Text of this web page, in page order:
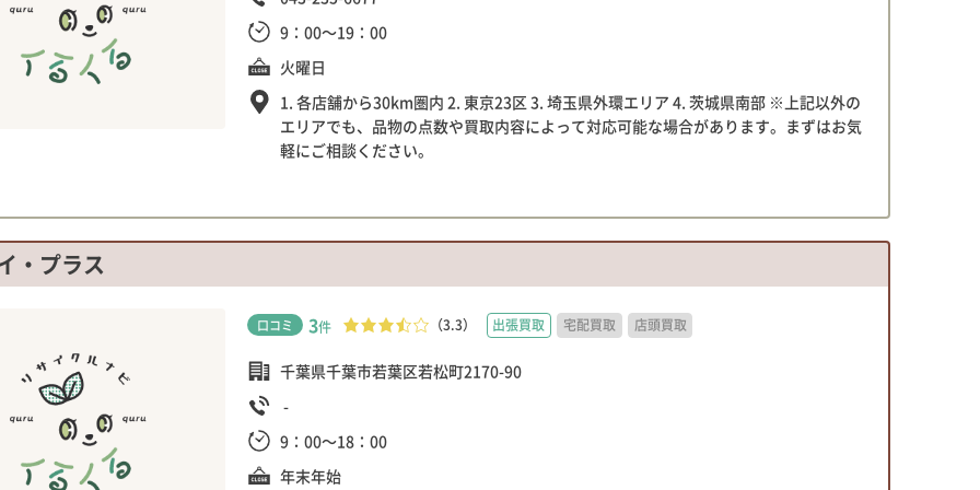
9：00～19：00
火曜日
1. 各店舗から30km圏内 2. 東京23区 3. 埼玉県外環エリア 4. 茨城県南部 ※上記以外の
エリアでも、品物の点数や買取内容によって対応可能な場合があります。まずはお気
軽にご相談ください。
・プラス
口コミ 3件 （3.3） 出張買取 宅配買取 店頭買取
千葉県千葉市若葉区若松町2170-90
-
9：00～18：00
年末年始